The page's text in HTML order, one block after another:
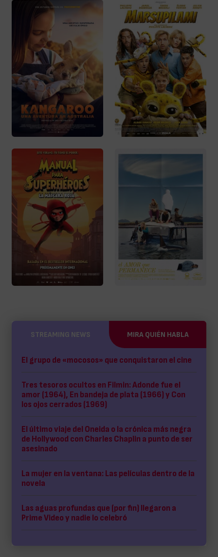
STREAMING NEWS MIRA QUIÉN HABLA
El grupo de «mocosos» que conquistaron el cine
Tres tesoros ocultos en Filmin: Adonde fue el
amor (1964), En bandeja de plata (1966) y Con
los ojos cerrados (1969)
El último viaje del Oneida o la crónica más negra
de Hollywood con Charles Chaplin a punto de ser
asesinado
La mujer en la ventana: Las películas dentro de la
novela
Las aguas profundas que (por fin) llegaron a
Prime Video y nadie lo celebró